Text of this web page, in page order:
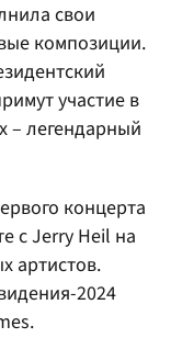
свои
композиции.
участие в
легендарный
концерта
с Jerry Heil на
артистов.
2024